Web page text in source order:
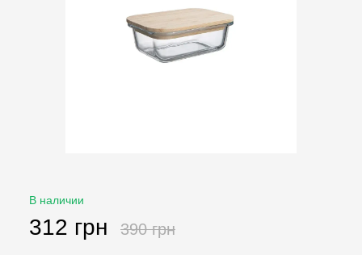
В наличии
312 грн 390 грн